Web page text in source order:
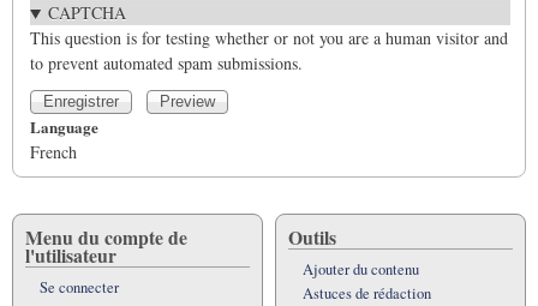
CAPTCHA
This question is for testing whether or not you are a human visitor and
to prevent automated spam submissions.
Language
French
Menu du compte de
l'utilisateur
Se connecter
Outils
Ajouter du contenu
Astuces de rédaction